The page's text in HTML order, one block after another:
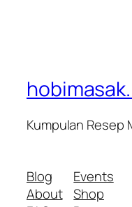
Kumpulan Resep
Blog
About
Events
Shop